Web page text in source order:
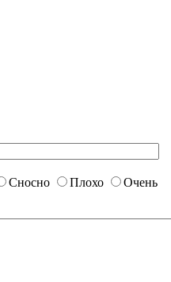
Сносно Плохо
Очень